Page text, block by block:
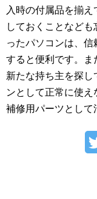
入時の付属品を揃
しておくことなど
ったパソコンは、
すると便利です。ま
新たな持ち主を探し
ンとして正常に使え
補修用パーツとして